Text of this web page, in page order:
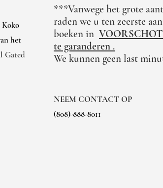
Koko
het
Gated
***Vanwege het grote
raden we u ten zeerste
boeken in VOORSCHOT
te garanderen .
We kunnen geen last
NEEM CONTACT OP
(808)-888-8011